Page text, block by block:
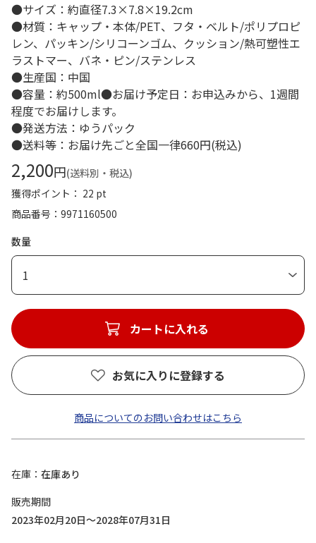
●サイズ：約直径7.3×7.8×19.2cm
●材質：キャップ・本体/PET、フタ・ベルト/ポリプロピ
レン、パッキン/シリコーンゴム、クッション/熱可塑性エ
ラストマー、バネ・ピン/ステンレス
●生産国：中国
●容量：約500ml●お届け予定日：お申込みから、1週間
程度でお届けします。
●発送方法：ゆうパック
●送料等：お届け先ごと全国一律660円(税込)
2,200円(送料別・税込)
獲得ポイント： 22 pt
商品番号
9971160500
数量
1
カートに入れる
お気に入りに登録する
商品についてのお問い合わせはこちら
在庫
在庫あり
販売期間
2023年02月20日～2028年07月31日